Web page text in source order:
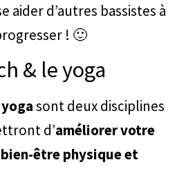
aider d’autres bassistes à
! 🙂
& le yoga
sont deux disciplines
d’améliorer votre
bien-être physique et